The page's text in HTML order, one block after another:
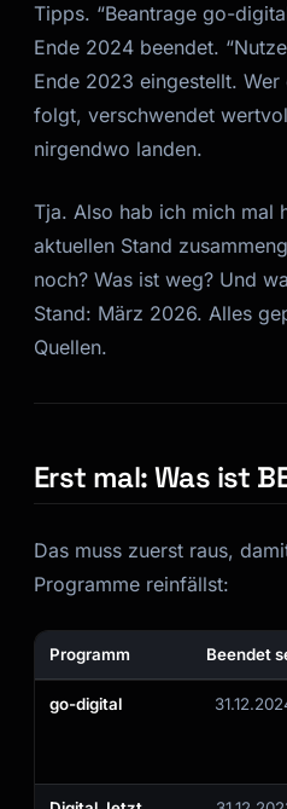
Tipps. “Beantrage go-
Ende 2024 beendet.
Ende 2023 eingestellt.
folgt, verschwendet
nirgendwo landen.
Tja. Also hab ich mich mal
aktuellen Stand
noch? Was ist weg? Und
Stand: März 2026. Alles
Quellen.
Erst mal: Was ist
Das muss zuerst raus,
Programme reinfällst:
Programm Beendet
go-digital